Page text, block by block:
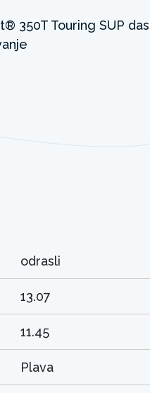
odrasli
13.07
11.45
Plava